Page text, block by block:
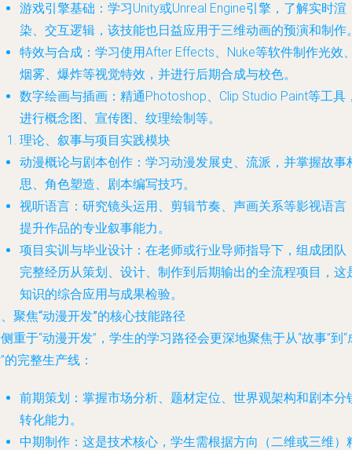
游戏引擎基础 ：学习Unity或Unreal Engine引擎，了解实时渲
染、交互逻辑，该技能也日益应用于三维动画的预演和制作
特效与合成 ：学习使用After Effects、Nuke等软件制作光效
烟雾、爆炸等视觉特效，并进行后期合成与校色。
数字绘画与插画 ：精通Photoshop、Clip Studio Paint等工具
进行概念图、宣传图、纹理绘制等。
理论、叙事与项目实践模块
动漫概论与剧本创作 ：学习动漫发展史、流派，并掌握故事
思、角色塑造、剧本编写技巧。
视听语言 ：研究镜头运用、剪辑节奏、声画关系等影视语言
提升作品的专业叙事能力。
项目实训与毕业设计 ：在老师或行业导师指导下，组成团队
完整经历从策划、设计、制作到后期输出的全流程项目，这
知识的综合应用与成果检验。
聚焦“动漫开发”的核心技能路径
重于“动漫开发”，学生的学习路径会更深地聚焦于从“故事”到“
的完整生产线：
前期策划 ：掌握市场分析、题材定位、世界观架构和剧本分
转化能力。
中期制作 ：这是技术核心，学生需根据方向（二维或三维）